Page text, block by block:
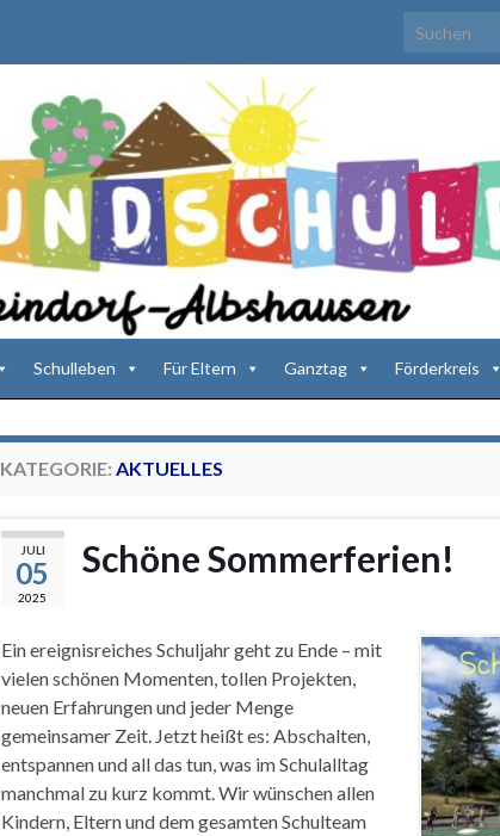
Search for:
Schulleben Für Eltern Ganztag Förderkreis
KATEGORIE: AKTUELLES
JULI
05
2025
Schöne Sommerferien!
Ein ereignisreiches Schuljahr geht zu Ende – mit
vielen schönen Momenten, tollen Projekten,
neuen Erfahrungen und jeder Menge
gemeinsamer Zeit. Jetzt heißt es: Abschalten,
entspannen und all das tun, was im Schulalltag
manchmal zu kurz kommt. Wir wünschen allen
Kindern, Eltern und dem gesamten Schulteam